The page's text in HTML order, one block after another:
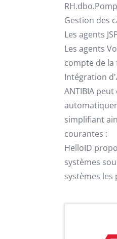
Gestion des
Les agents
Les agents
compte de
Intégration
ANTIBIA
simplifiant
courantes :
HelloID
systèmes
systèmes